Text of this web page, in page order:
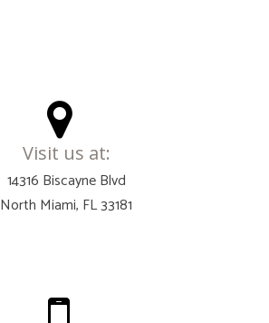
Visit us at:
14316 Biscayne Blvd
North Miami, FL 33181